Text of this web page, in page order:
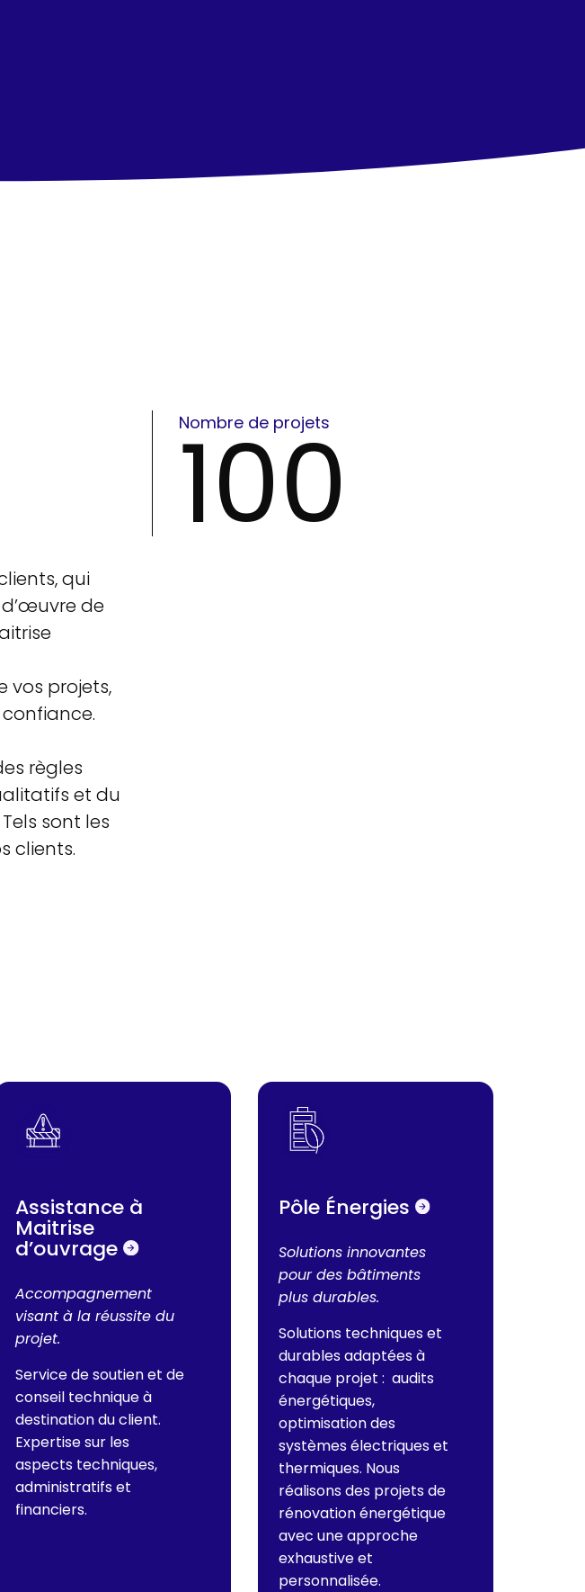
Nombre de projets
100
qui
de
projets,
règles
et du
sont les
clients.
Assistance à
Maitrise
d’ouvrage
Accompagnement
visant à la réussite du
projet.
Service de soutien et de
conseil technique à
destination du client.
Expertise sur les
aspects techniques,
administratifs et
financiers.
Pôle Énergies
Solutions innovantes
pour des bâtiments
plus durables.
Solutions techniques et
durables adaptées à
chaque projet : audits
énergétiques,
optimisation des
systèmes électriques et
thermiques. Nous
réalisons des projets de
rénovation énergétique
avec une approche
exhaustive et
personnalisée.